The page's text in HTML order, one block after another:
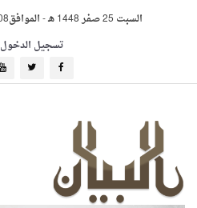
السبت 25 صفر 1448 هـ -الموافق2026/08/08م
تسجيل الدخول